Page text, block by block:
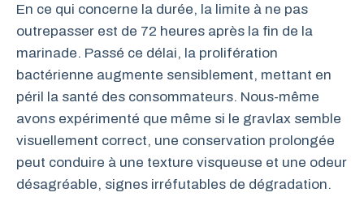
En ce qui concerne la durée, la limite à ne pas
outrepasser est de 72 heures après la fin de la
marinade. Passé ce délai, la prolifération
bactérienne augmente sensiblement, mettant en
péril la santé des consommateurs. Nous-même
avons expérimenté que même si le gravlax semble
visuellement correct, une conservation prolongée
peut conduire à une texture visqueuse et une odeur
désagréable, signes irréfutables de dégradation.